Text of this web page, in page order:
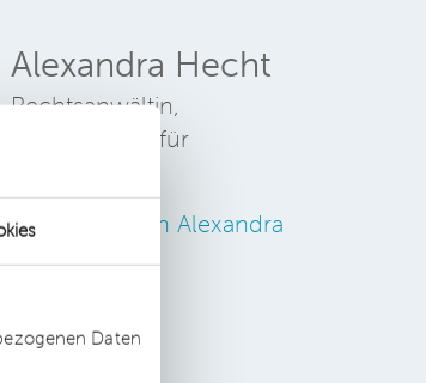
Daten
Alexandra Hecht
Rechtsanwältin,
Fachanwältin für
Zum Profil von Alexandra